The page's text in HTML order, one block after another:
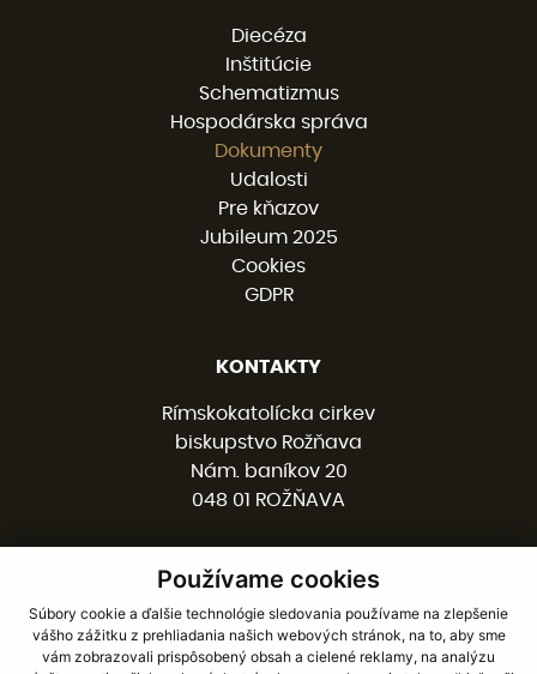
Používame cookies
Súbory cookie a ďalšie technológie sledovania používame na zlepšenie
vášho zážitku z prehliadania našich webových stránok, na to, aby sme
vám zobrazovali prispôsobený obsah a cielené reklamy, na analýzu
Diecéza
Inštitúcie
Schematizmus
Hospodárska správa
Dokumenty
Udalosti
Pre kňazov
Jubileum 2025
Cookies
GDPR
KONTAKTY
Rímskokatolícka cirkev
biskupstvo Rožňava
Nám. baníkov 20
048 01 ROŽŇAVA
058 / 78 77 201
kancelaria@burv.sk